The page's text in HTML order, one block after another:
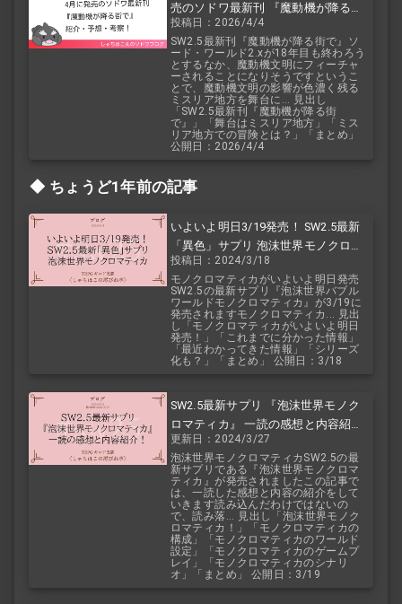
売のソドワ最新刊 『魔動機が降る街
で』 紹介・予想・考察！
投稿日：2026/4/4
SW2.5最新刊『魔動機が降る街で』ソ
ード・ワールド2.xが18年目も終わろう
とするなか、魔動機文明にフィーチャ
ーされることになりそうですというこ
とで、魔動機文明の影響が色濃く残る
ミスリア地方を舞台に... 見出し
「SW2.5最新刊『魔動機が降る街
で』」「舞台はミスリア地方」「ミス
リア地方での冒険とは？」「まとめ」
公開日：2026/4/4
ちょうど1年前の記事
いよいよ明日3/19発売！ SW2.5最新
「異色」サプリ 泡沫世界モノクロマ
ティカ
投稿日：2024/3/18
モノクロマティカがいよいよ明日発売
SW2.5の最新サプリ『泡沫世界バブル
ワールドモノクロマティカ』が3/19に
発売されますモノクロマティカ... 見出
し「モノクロマティカがいよいよ明日
発売！」「これまでに分かった情報」
「最近わかってきた情報」「シリーズ
化も？」「まとめ」 公開日：3/18
SW2.5最新サプリ 『泡沫世界モノク
ロマティカ』 一読の感想と内容紹
介！
更新日：2024/3/27
泡沫世界モノクロマティカSW2.5の最
新サプリである『泡沫世界モノクロマ
ティカ』が発売されましたこの記事で
は、一読した感想と内容の紹介をして
いきます読み込んだわけではないの
で、読み落... 見出し「泡沫世界モノク
ロマティカ！」「モノクロマティカの
構成」「モノクロマティカのワールド
設定」「モノクロマティカのゲームプ
レイ」「モノクロマティカのシナリ
オ」「まとめ」 公開日：3/19